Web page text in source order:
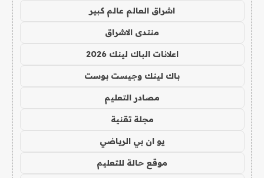
اشراق العالم عالم كبير
منتدى الاشراق
اعلانات الباك لينك 2026
باك لينك وجيست بوست
مصادر التعليم
مجلة تقنية
يو ان بي الرياضي
موقع حالة للتعليم